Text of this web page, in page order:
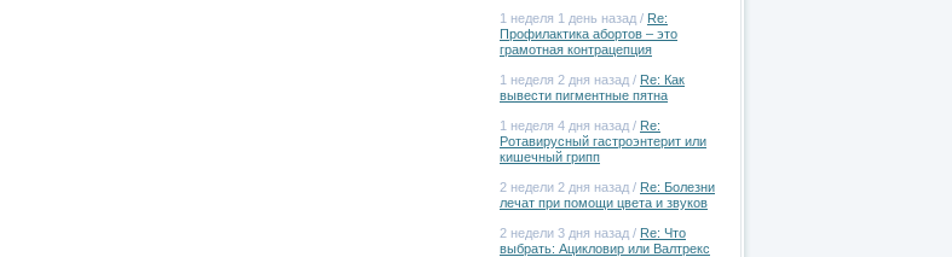
1 неделя 1 день назад / Re:
Профилактика абортов – это
грамотная контрацепция
1 неделя 2 дня назад / Re: Как
вывести пигментные пятна
1 неделя 4 дня назад / Re:
Ротавирусный гастроэнтерит или
кишечный грипп
2 недели 2 дня назад / Re: Болезни
лечат при помощи цвета и звуков
2 недели 3 дня назад / Re: Что
выбрать: Ацикловир или Валтрекс